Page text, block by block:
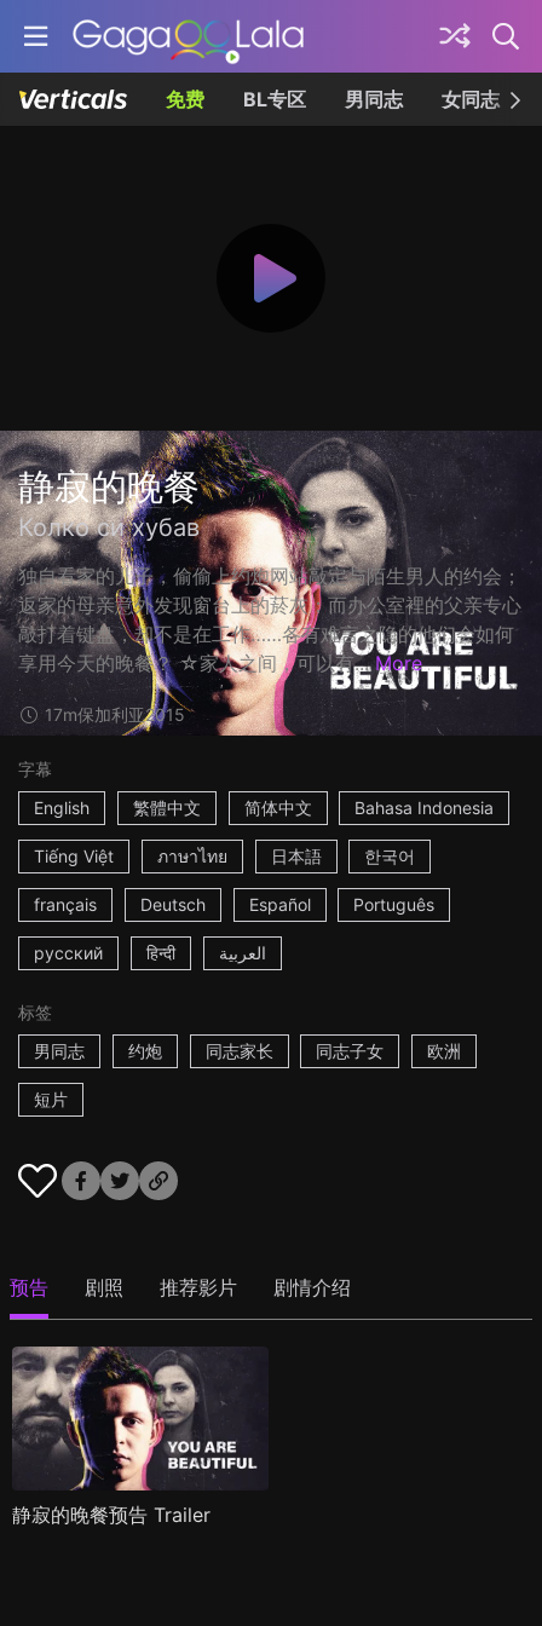
免费 BL专区 男同志 女同志
静寂的晚餐
Колко си хубав
独自看家的儿子，偷偷上约炮网站敲定与陌生男人的约会；
返家的母亲意外发现窗台上的菸灰；而办公室裡的父亲专心
敲打着键盘，却不是在工作……各有难言之隐的他们会如何
享用今天的晚餐？ ☆家人之间，可以有... More
17m保加利亚2015
字幕
English
繁體中文 简体中文 Bahasa Indonesia
Tiếng Việt ภาษาไทย 日本語 한국어
français Deutsch Español Português
русский हिन्दी العربية
标签
男同志
约炮 同志家长 同志子女 欧洲
短片
预告 剧照 推荐影片 剧情介绍
静寂的晚餐预告 Trailer